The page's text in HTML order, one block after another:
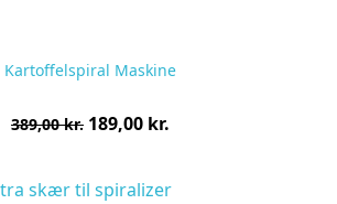
Kartoffelspiral Maskine
Normalpris
389,00 kr. Pris
189,00 kr.